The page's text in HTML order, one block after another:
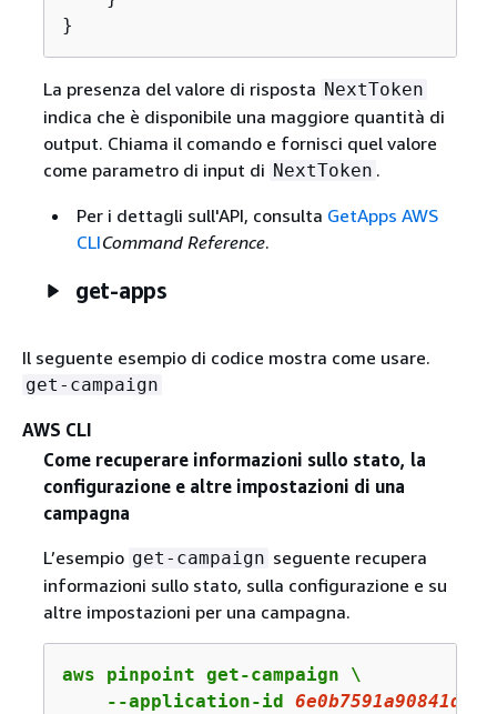
}
La presenza del valore di risposta NextToken
indica che è disponibile una maggiore quantità di
output. Chiama il comando e fornisci quel valore
come parametro di input di NextToken .
Per i dettagli sull'API, consulta GetApps AWS
CLICommand Reference.
get-apps
Il seguente esempio di codice mostra come usare.
get-campaign
AWS CLI
Come recuperare informazioni sullo stato, la
configurazione e altre impostazioni di una
campagna
L’esempio get-campaign seguente recupera
informazioni sullo stato, sulla configurazione e su
altre impostazioni per una campagna.
aws pinpoint get-campaign \
    --application-id